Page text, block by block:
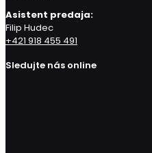
Asistent predaja:
Filip Hudec
+421 918 455 491
Sledujte nás online